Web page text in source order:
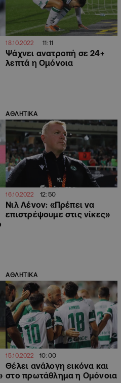
18.10.2022 11:11
Ψάχνει ανατροπή σε 24+
λεπτά η Ομόνοια
ΑΘΛΗΤΙΚΑ
16.10.2022 12:50
Νιλ Λένον: «Πρέπει να
επιστρέψουμε στις νίκες»
ΑΘΛΗΤΙΚΑ
15.10.2022 10:00
Θέλει ανάλογη εικόνα και
στο πρωτάθλημα η Ομόνοια